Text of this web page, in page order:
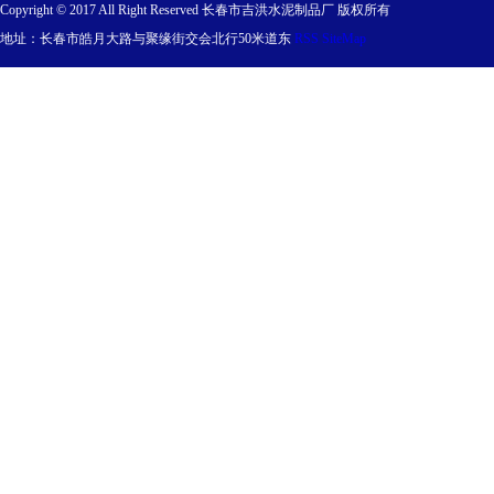
Copyright © 2017 All Right Reserved 长春市吉洪水泥制品厂 版权所有
地址：长春市皓月大路与聚缘街交会北行50米道东 RSS SiteMap